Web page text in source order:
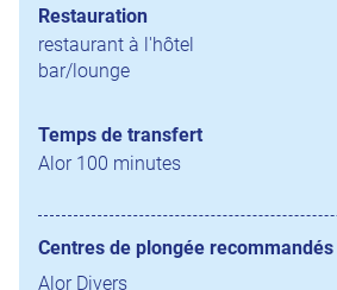
Restauration
restaurant à l'hôtel
bar/lounge
Temps de transfert
Alor 100 minutes
Centres de plongée recommandés
Alor Divers